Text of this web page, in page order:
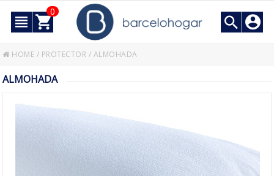
0
HOME / PROTECTOR / ALMOHADA
ALMOHADA